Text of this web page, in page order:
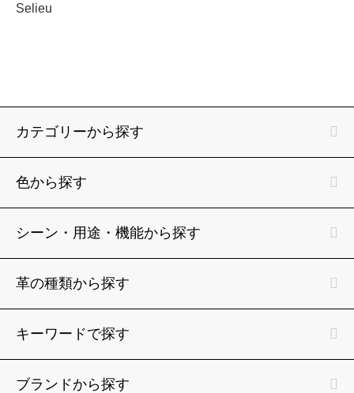
Selieu
カテゴリーから探す
色から探す
シーン・用途・機能から探す
革の種類から探す
キーワードで探す
ブランドから探す